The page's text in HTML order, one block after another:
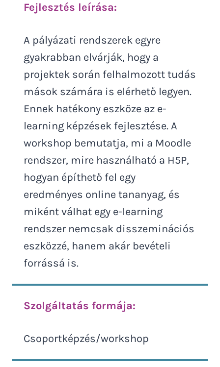
Fejlesztés leírása:
A pályázati rendszerek egyre
gyakrabban elvárják, hogy a
projektek során felhalmozott tudás
mások számára is elérhető legyen.
Ennek hatékony eszköze az e-
learning képzések fejlesztése. A
workshop bemutatja, mi a Moodle
rendszer, mire használható a H5P,
hogyan építhető fel egy
eredményes online tananyag, és
miként válhat egy e-learning
rendszer nemcsak disszeminációs
eszközzé, hanem akár bevételi
forrássá is.
Szolgáltatás formája:
Csoportképzés/workshop